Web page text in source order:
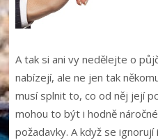
A tak si ani vy nedělejte o
nabízejí, ale ne jen tak
musí splnit to, co od něj její
mohou to být i hodně
požadavky. A když se